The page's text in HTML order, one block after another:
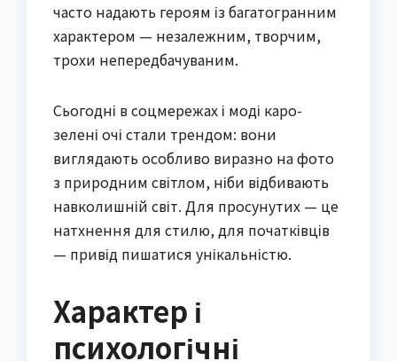
часто надають героям із багатогранним
характером — незалежним, творчим,
трохи непередбачуваним.
Сьогодні в соцмережах і моді каро-
зелені очі стали трендом: вони
виглядають особливо виразно на фото
з природним світлом, ніби відбивають
навколишній світ. Для просунутих — це
натхнення для стилю, для початківців
— привід пишатися унікальністю.
Характер і
психологічні